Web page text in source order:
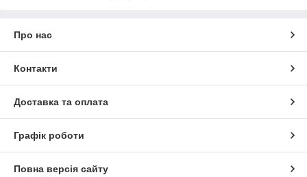
Про нас
Контакти
Доставка та оплата
Графік роботи
Повна версія сайту